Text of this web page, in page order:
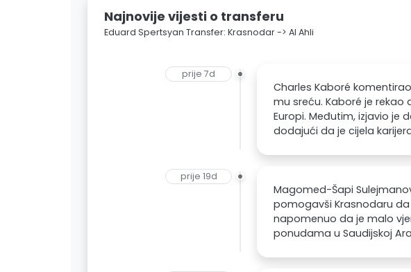
Najnovije vijesti o transferu
Eduard Spertsyan Transfer: Krasnodar -> Al Ahli
prije 7d
Charles Kaboré
mu sreću. Kaboré je rekao
Europi. Međutim, izjavio
dodajući da je cijela
prije 19d
Magomed-Šapi
pomogavši Krasnodaru
napomenuo da je malo
ponudama u Saudijskoj